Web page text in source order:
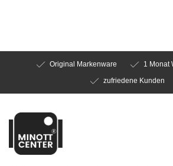
Original Markenware
1 Monat
zufriedene Kunden